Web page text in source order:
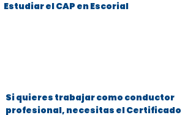
Estudiar el CAP en Escorial
Si quieres trabajar como conductor
profesional, necesitas el Certificado